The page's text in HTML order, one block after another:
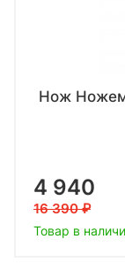
Нож
4 940
16 390
Товар в